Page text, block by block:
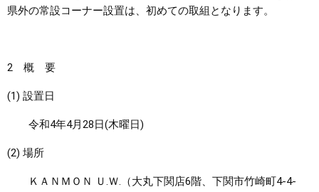
県外の常設コーナー設置は、初めての取組となります。
2 概 要
(1) 設置日
令和4年4月28日(木曜日)
(2) 場所
ＫＡＮＭＯＮ Ｕ.Ｗ.（大丸下関店6階、下関市竹崎町4-4-